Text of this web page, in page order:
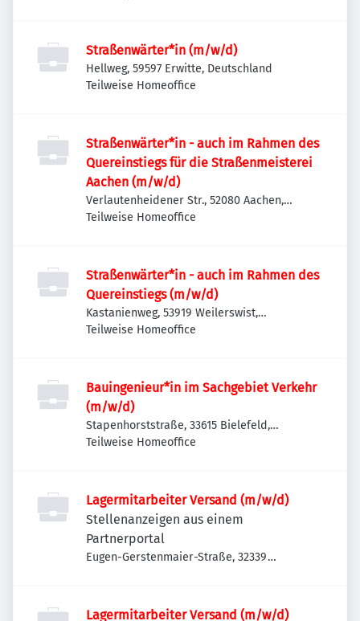
Straßenwärter*in (m/w/d)
Hellweg, 59597 Erwitte, Deutschland
Teilweise Homeoffice
Straßenwärter*in - auch im Rahmen des
Quereinstiegs für die Straßenmeisterei
Aachen (m/w/d)
Verlautenheidener Str., 52080 Aachen,
Deutschland
Teilweise Homeoffice
Straßenwärter*in - auch im Rahmen des
Quereinstiegs (m/w/d)
Kastanienweg, 53919 Weilerswist,
Deutschland
Teilweise Homeoffice
Bauingenieur*in im Sachgebiet Verkehr
(m/w/d)
Stapenhorststraße, 33615 Bielefeld,
Deutschland
Teilweise Homeoffice
Lagermitarbeiter Versand (m/w/d)
Stellenanzeigen aus einem
Partnerportal
Eugen-Gerstenmaier-Straße, 32339
Lagermitarbeiter Versand (m/w/d)